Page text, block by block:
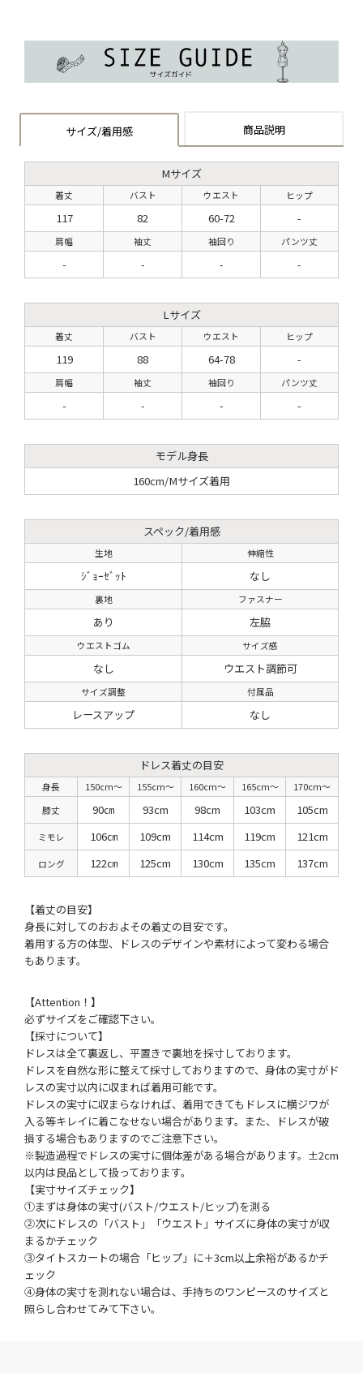
サイズ/着用感 商品説明
Mサイズ
着丈 バスト ウエスト ヒップ
117 82 60-72 -
肩幅 袖丈 袖回り パンツ丈
- - - -
Lサイズ
着丈 バスト ウエスト ヒップ
119 88 64-78 -
肩幅 袖丈 袖回り パンツ丈
- - - -
モデル身長
160cm/Mサイズ着用
スペック/着用感
生地 伸縮性
ｼﾞｮｰｾﾞｯﾄ なし
裏地 ファスナー
あり 左脇
ウエストゴム サイズ感
なし ウエスト調節可
サイズ調整 付属品
レースアップ なし
ドレス着丈の目安
身長 150cm〜 155cm〜 160cm〜 165cm〜
170cm〜
膝丈
90㎝ 93cm 98cm 103cm 105cm
ミモレ 106㎝ 109cm 114cm 119cm 121cm
ロング 122㎝ 125cm 130cm 135cm 137cm
【着丈の目安】
身長に対してのおおよその着丈の目安です。
着用する方の体型、ドレスのデザインや素材によって変わる場合
もあります。
【Attention！】
必ずサイズをご確認下さい。
【採寸について】
ドレスは全て裏返し、平置きで裏地を採寸しております。
ドレスを自然な形に整えて採寸しておりますので、身体の実寸がド
レスの実寸以内に収まれば着用可能です。
ドレスの実寸に収まらなければ、着用できてもドレスに横ジワが
入る等キレイに着こなせない場合があります。また、ドレスが破
損する場合もありますのでご注意下さい。
※製造過程でドレスの実寸に個体差がある場合があります。±2cm
以内は良品として扱っております。
【実寸サイズチェック】
①まずは身体の実寸(バスト/ウエスト/ヒップ)を測る
②次にドレスの「バスト」「ウエスト」サイズに身体の実寸が収
まるかチェック
③タイトスカートの場合「ヒップ」に＋3cm以上余裕があるかチ
ェック
④身体の実寸を測れない場合は、手持ちのワンピースのサイズと
照らし合わせてみて下さい。